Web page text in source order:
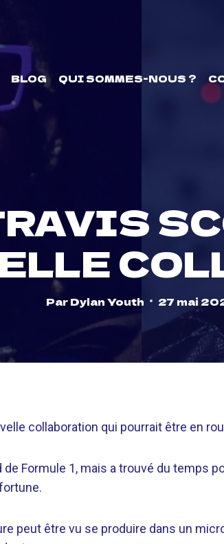
BLOG QUI SOMMES-NOUS ?
ParDylan Youth 27 mai
collaboration qui pourrait être en
Formule 1, mais a trouvé du temps
peut être vu se produire dans un